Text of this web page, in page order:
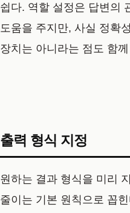
쉽다. 역할 설정은 답변의
도움을 주지만, 사실 정확
장치는 아니라는 점도 함
출력 형식 지정
원하는 결과 형식을 미리
줄이는 기본 원칙으로 꼽